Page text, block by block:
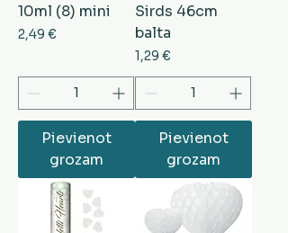
10ml (8) mini
Cena
2,49 €
Pievienot
grozam
Sirds 46cm
balta
Cena
1,29 €
Pievienot
grozam